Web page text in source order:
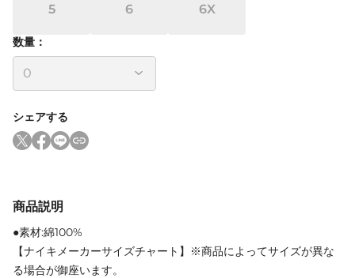
5 6 6X
数量：
シェアする
商品説明
●素材:綿100%
【ナイキメーカーサイズチャート】※商品によってサイズが異な
る場合が御座います。